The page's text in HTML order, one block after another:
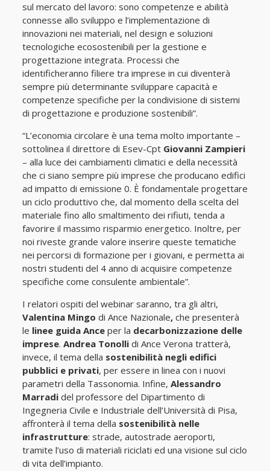
sul mercato del lavoro: sono competenze e abilità
connesse allo sviluppo e l’implementazione di
innovazioni nei materiali, nel design e soluzioni
tecnologiche ecosostenibili per la gestione e
progettazione integrata. Processi che
identificheranno filiere tra imprese in cui diventerà
sempre più determinante sviluppare capacità e
competenze specifiche per la condivisione di sistemi
di progettazione e produzione sostenibili”.
“L’economia circolare è una tema molto importante –
sottolinea il direttore di Esev-Cpt Giovanni Zampieri
– alla luce dei cambiamenti climatici e della necessità
che ci siano sempre più imprese che producano edifici
ad impatto di emissione 0. È fondamentale progettare
un ciclo produttivo che, dal momento della scelta del
materiale fino allo smaltimento dei rifiuti, tenda a
favorire il massimo risparmio energetico. Inoltre, per
noi riveste grande valore inserire queste tematiche
nei percorsi di formazione per i giovani, e permetta ai
nostri studenti del 4 anno di acquisire competenze
specifiche come consulente ambientale”.
I relatori ospiti del webinar saranno, tra gli altri,
Valentina Mingo di Ance Nazionale, che presenterà
le linee guida Anceper la decarbonizzazione delle
imprese. Andrea Tonollidi Ance Verona tratterà,
invece, il tema della sostenibilità negli edifici
pubblici e privati, per essere in linea con i nuovi
parametri della Tassonomia. Infine, Alessandro
Marradidel professore del Dipartimento di
Ingegneria Civile e Industriale dell’Università di Pisa,
affronterà il tema della sostenibilità nelle
infrastrutture: strade, autostrade aeroporti,
tramite l’uso di materiali riciclati ed una visione sul ciclo
di vita dell’impianto.